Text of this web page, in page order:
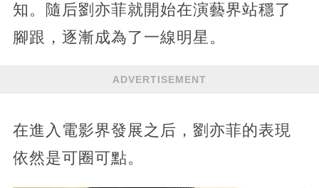
知。隨后劉亦菲就開始在演藝界站穩了
腳跟，逐漸成為了一線明星。
ADVERTISEMENT
在進入電影界發展之后，劉亦菲的表現
依然是可圈可點。